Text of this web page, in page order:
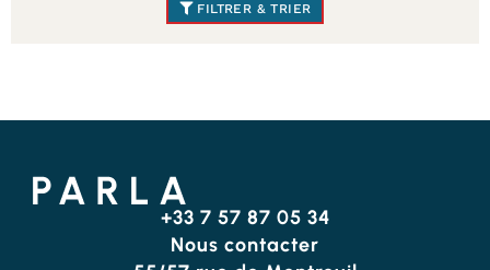
FILTRER & TRIER
+33 7 57 87 05 34
Nous contacter